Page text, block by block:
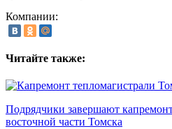
Компании:
Читайте также:
Подрядчики завершают
восточной части Томска